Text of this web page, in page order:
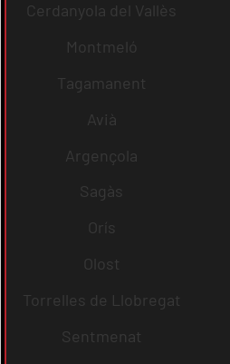
Cerdanyola del Vallès
Montmeló
Tagamanent
Avià
Argençola
Sagàs
Orís
Olost
Torrelles de Llobregat
Sentmenat